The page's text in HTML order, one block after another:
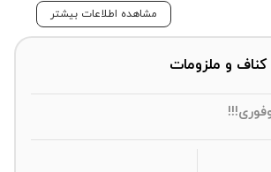
مشاهده اطلاعات بیشتر
و ملزومات